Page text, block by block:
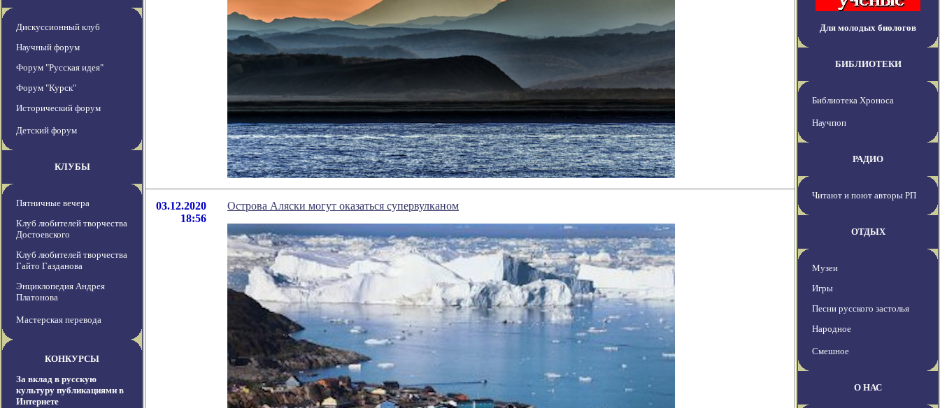
Дискуссионный клуб
Научный форум
Форум "Русская идея"
Форум "Курск"
Исторический форум
Детский форум
КЛУБЫ
Пятничные вечера
Клуб любителей творчества
Достоевского
Клуб любителей творчества
Гайто Газданова
Энциклопедия Андрея
Платонова
Мастерская перевода
КОНКУРСЫ
За вклад в русскую
культуру публикациями в
Интернете
03.12.2020
18:56
Острова Аляски могут оказаться супервулканом
Для молодых биологов
БИБЛИОТЕКИ
Библиотека Хроноса
Научпоп
РАДИО
Читают и поют авторы РП
ОТДЫХ
Музеи
Игры
Песни русского застолья
Народное
Смешное
О НАС